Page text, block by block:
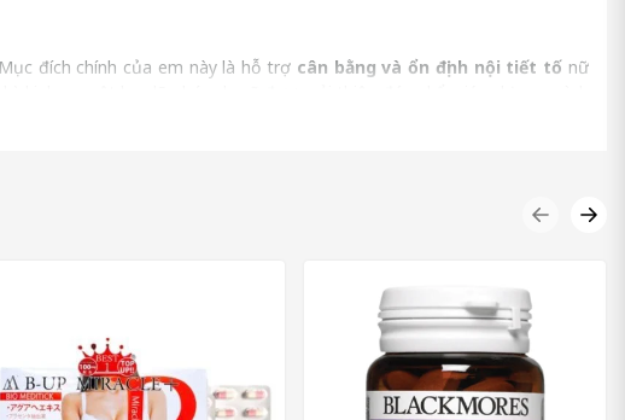
đích chính của em này là hỗ trợ cân bằng và ổn định nội tiết tố nữ
kinh nguyệt hay lão hóa da sẽ được cải thiện đáng kể, giúp chị em mình
tạp, bạn chỉ cần uống viên nang mỗi ngày. Điều này cực kỳ tiện lợi cho
thu đúng lượng dưỡng chất cần thiết mà không cần phải lo lắng gì cả.
nào? Viên uống Estinfo được sản xuất tại Việt Nam, bởi một đơn vị uy
trên dây chuyền đạt chuẩn thực hành sản xuất tốt (GMP). Điều này đồng
độ an toàn cho người dùng. Bạn cứ yên tâm mà tìm hiểu nhé!